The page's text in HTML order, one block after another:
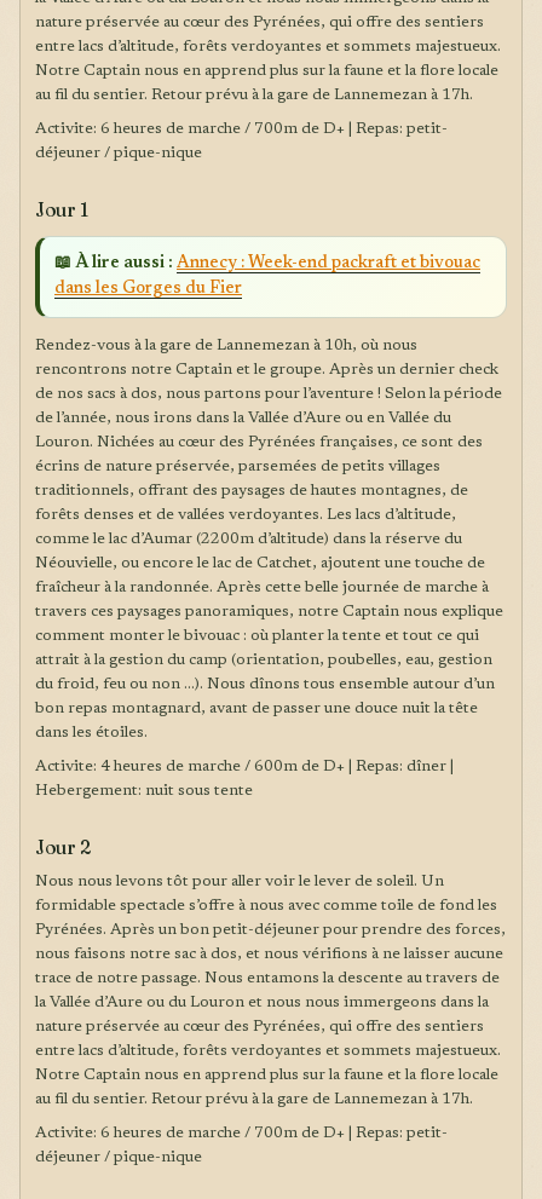
nature préservée au cœur des Pyrénées, qui offre des sentiers
entre lacs d’altitude, forêts verdoyantes et sommets majestueux.
Notre Captain nous en apprend plus sur la faune et la flore locale
au fil du sentier. Retour prévu à la gare de Lannemezan à 17h.
Activite: 6 heures de marche / 700m de D+ | Repas: petit-
déjeuner / pique-nique
Jour 1
📖 À lire aussi : Annecy : Week-end packraft et bivouac
dans les Gorges du Fier
Rendez-vous à la gare de Lannemezan à 10h, où nous
rencontrons notre Captain et le groupe. Après un dernier check
de nos sacs à dos, nous partons pour l’aventure ! Selon la période
de l’année, nous irons dans la Vallée d’Aure ou en Vallée du
Louron. Nichées au cœur des Pyrénées françaises, ce sont des
écrins de nature préservée, parsemées de petits villages
traditionnels, offrant des paysages de hautes montagnes, de
forêts denses et de vallées verdoyantes. Les lacs d’altitude,
comme le lac d’Aumar (2200m d’altitude) dans la réserve du
Néouvielle, ou encore le lac de Catchet, ajoutent une touche de
fraîcheur à la randonnée. Après cette belle journée de marche à
travers ces paysages panoramiques, notre Captain nous explique
comment monter le bivouac : où planter la tente et tout ce qui
attrait à la gestion du camp (orientation, poubelles, eau, gestion
du froid, feu ou non …). Nous dînons tous ensemble autour d’un
bon repas montagnard, avant de passer une douce nuit la tête
dans les étoiles.
Activite: 4 heures de marche / 600m de D+ | Repas: dîner |
Hebergement: nuit sous tente
Jour 2
Nous nous levons tôt pour aller voir le lever de soleil. Un
formidable spectacle s’offre à nous avec comme toile de fond les
Pyrénées. Après un bon petit-déjeuner pour prendre des forces,
nous faisons notre sac à dos, et nous vérifions à ne laisser aucune
trace de notre passage. Nous entamons la descente au travers de
la Vallée d’Aure ou du Louron et nous nous immergeons dans la
nature préservée au cœur des Pyrénées, qui offre des sentiers
entre lacs d’altitude, forêts verdoyantes et sommets majestueux.
Notre Captain nous en apprend plus sur la faune et la flore locale
au fil du sentier. Retour prévu à la gare de Lannemezan à 17h.
Activite: 6 heures de marche / 700m de D+ | Repas: petit-
déjeuner / pique-nique